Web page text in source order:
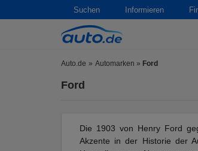
Suchen Informieren
Auto.de Automarken » Ford
Ford
Die 1903 von Henry Ford
Akzente in der Historie der